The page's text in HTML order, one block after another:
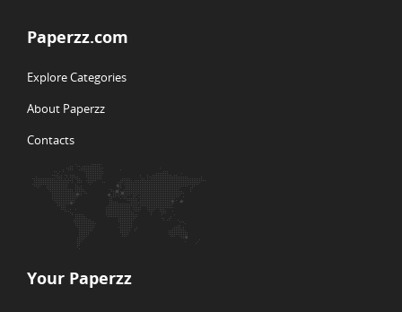
Paperzz.com
Explore Categories
About Paperzz
Contacts
Your Paperzz